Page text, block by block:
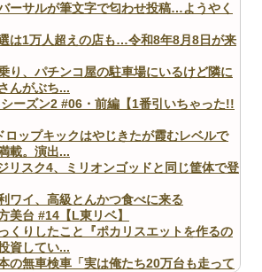
ーサルが筆文字で匂わせ投稿…ようやく
は1万人超えの店も…令和8年8月8日が来
り、パチンコ屋の駐車場にいるけど隣に
んがぶち...
ーズン2 #06・前編【1番引いちゃった!!
ロップキックはやじきたが霞むレベルで
載。演出...
リスク4、ミリオンゴッドと同じ筐体で登
ワイ、高級とんかつ食べに来る
美台 #14【L東リベ】
くりしたこと『ポカリスエットを作るの
資してい...
の無車検車「実は俺たち20万台も走って